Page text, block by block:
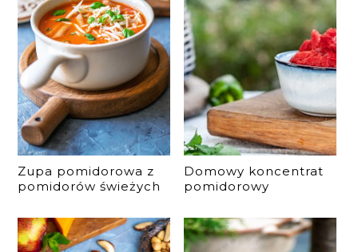
Zupa pomidorowa z
pomidorów świeżych
Domowy koncentrat
pomidorowy